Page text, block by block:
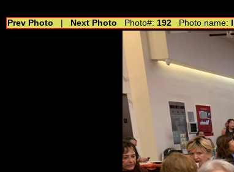
Prev Photo Next Photo Photo#: 192 Photo name: